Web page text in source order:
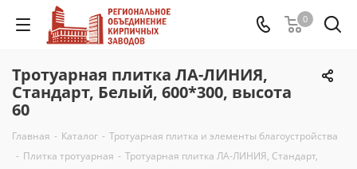
0
Тротуарная плитка ЛА-ЛИНИЯ,
Стандарт, Белый, 600*300, высота
60
Главная - Каталог - Тротуарная плитка и элементы благоустройства
- Плитка тротуарная - Тротуарная плитка ЛА-ЛИНИЯ, Стандарт,